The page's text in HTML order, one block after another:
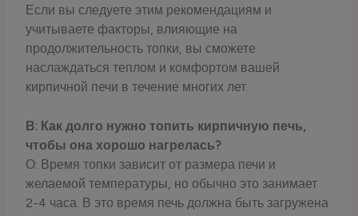
Если вы следуете этим рекомендациям и
учитываете факторы, влияющие на
продолжительность топки, вы сможете
наслаждаться теплом и комфортом вашей
кирпичной печи в течение многих лет.
В: Как долго нужно топить кирпичную печь,
чтобы она хорошо нагрелась?
О: Время топки зависит от размера печи и
желаемой температуры, но обычно это занимает
2-4 часа. В это время печь должна быть загружена